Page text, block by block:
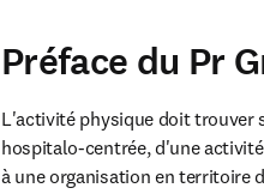
Préface du Pr
L'activité physique doit trouver
hospitalo-centrée, d'une
à une organisation en territoire